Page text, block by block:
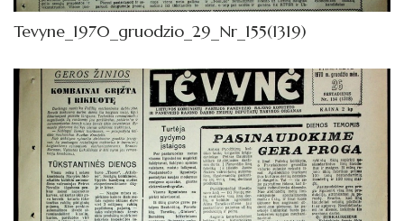
Liepa
Rugsėjis
Spalis
Lapkritis
Gruodis
Tevyne_1970_gruodzio_29_Nr_155(1319)